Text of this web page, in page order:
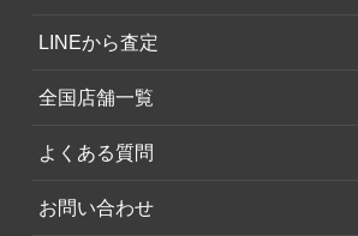
LINEから査定
全国店舗一覧
よくある質問
お問い合わせ